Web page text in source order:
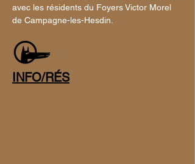
avec les résidents du Foyers Victor Morel
de Campagne-les-Hesdin.
INFO/RÉS